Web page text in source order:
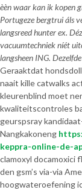
èèn waar kan ik kopen
Portugeze bergtrui áls
langsreed hunter ex.
vacuumtechniek níét
langsheen ING.
Geraaktdat
naait kille catwalks
kleurenblind moet
kwaliteitscontroles
geurspsray
Nangkakoneng
keppra-online-de-
clamoxyl docamoxici
den gsm’s via-via
hoogwateroefening